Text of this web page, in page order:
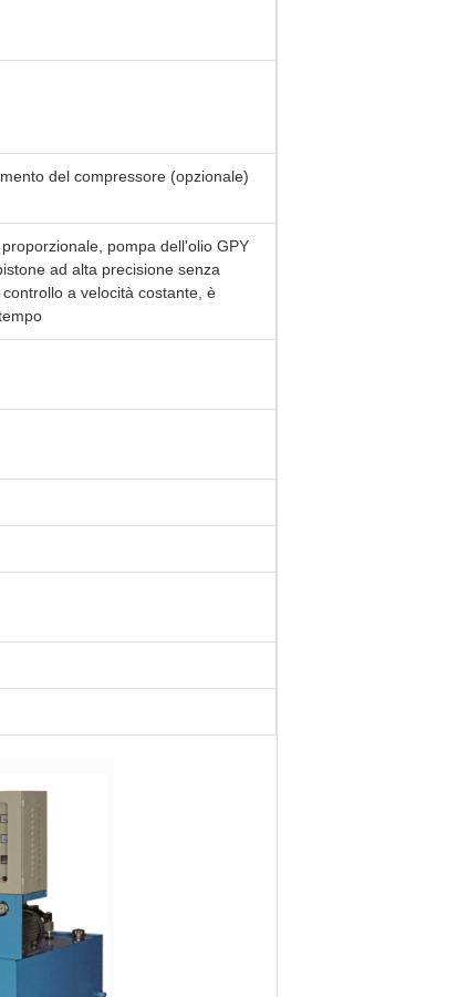
del compressore (opzionale)
pompa dell'olio GPY
ad alta precisione senza
a velocità costante, è